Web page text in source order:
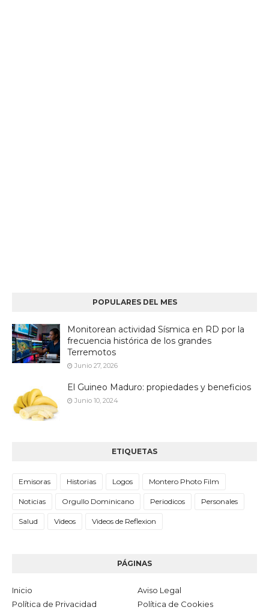
POPULARES DEL MES
Monitorean actividad Sísmica en RD por la
frecuencia histórica de los grandes
Terremotos
Junio 27, 2026
El Guineo Maduro: propiedades y beneficios
Junio 10, 2024
ETIQUETAS
Emisoras Historias Logos Montero Photo Film
Noticias Orgullo Dominicano Periodicos Personales
Salud Videos Videos de Reflexion
PÁGINAS
Inicio
Aviso Legal
Política de Privacidad
Política de Cookies